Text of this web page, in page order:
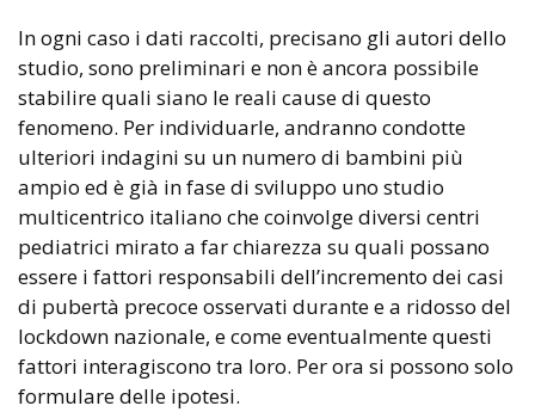
In ogni caso i dati raccolti, precisano gli autori dello
studio, sono preliminari e non è ancora possibile
stabilire quali siano le reali cause di questo
fenomeno. Per individuarle, andranno condotte
ulteriori indagini su un numero di bambini più
ampio ed è già in fase di sviluppo uno studio
multicentrico italiano che coinvolge diversi centri
pediatrici mirato a far chiarezza su quali possano
essere i fattori responsabili dell’incremento dei casi
di pubertà precoce osservati durante e a ridosso del
lockdown nazionale, e come eventualmente questi
fattori interagiscono tra loro. Per ora si possono solo
formulare delle ipotesi.